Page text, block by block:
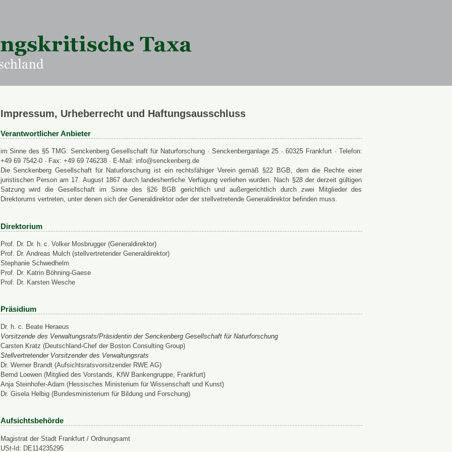
Impressum, Urheberrecht und Haftungsausschluss
Verantwortlicher Anbieter
im Sinne des §5 TMG: Senckenberg Gesellschaft für Naturforschung · Senckenberganlage 25 · 60325 Frankfurt · Telefon:
+49 69 7542-0 · Fax: +49 69 746238 · E-Mail: info@senckenberg.de
Die Senckenberg Gesellschaft für Naturforschung ist ein rechtsfähiger Verein gemäß §22 BGB, dem die Rechte einer
juristischen Person am 17. August 1867 durch landesherrliche Verfügung verliehen wurden. Nach §28 der derzeit gültigen
Satzung wird die Gesellschaft im Sinne des §26 BGB gerichtlich und außergerichtlich durch zwei Mitglieder des
Direktorums vertreten, unter denen sich der Generaldirektor oder der stellvetretende Generaldirektor befinden muss.
Direktorium
Prof. Dr. Dr. h. c. Volker Mosbrugger (Generaldirektor)
Prof. Dr. Andreas Mulch (stellvertretender Generaldirektor)
Stephanie Schwedhelm
Prof. Dr. Katrin Böhning-Gaese
Prof. Dr. Karsten Wesche
Präsidium
Dr. h. c. Beate Heraeus
Vorsitzende des Verwaltungsrats/Präsidentin der Senckenberg Gesellschaft für Naturforschung
Carsten Kratz (Deutschland-Chef der Boston Consulting Group)
Stellvertretender Vorsitzender des Verwaltungsrats
Dr. Werner Brandt (Aufsichtsratsvorsitzender RWE AG)
Bernd Loewen (Mitglied des Vorstands, KfW Bankengruppe, Frankfurt)
Anja Steinhofer-Adam (Hessisches Ministerium für Wissenschaft und Kunst)
Dr. Gisela Helbig (Bundesministerium für Bildung und Forschung)
Aufsichtsbehörde
Magistrat der Stadt Frankfurt / Ordnungsamt
USt-Id: DE114235295